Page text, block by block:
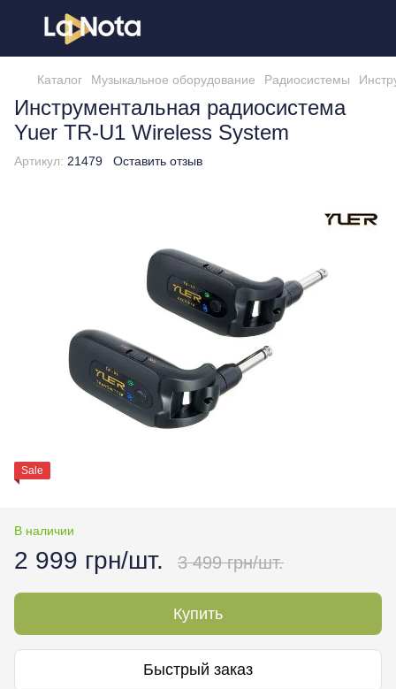
Каталог Музыкальное оборудование Радиосистемы
Инструментальная радиосистема
Yuer TR-U1 Wireless System
Артикул: 21479 Оставить отзыв
Sale
В наличии
2 999 грн/шт. 3 499 грн/шт.
Купить
Быстрый заказ